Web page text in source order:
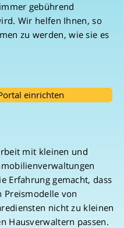
gebührend
Wir helfen Ihnen, so
zu werden, wie sie es
einrichten
mit kleinen und
Erfahrung gemacht, dass
Preismodelle von
nicht zu kleinen
Hausverwaltern passen.